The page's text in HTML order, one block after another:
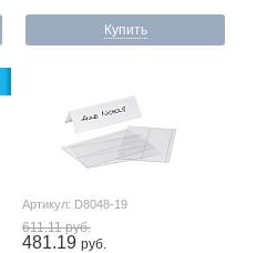
Купить
Артикул: D8048-19
611.11 руб.
481.19руб.